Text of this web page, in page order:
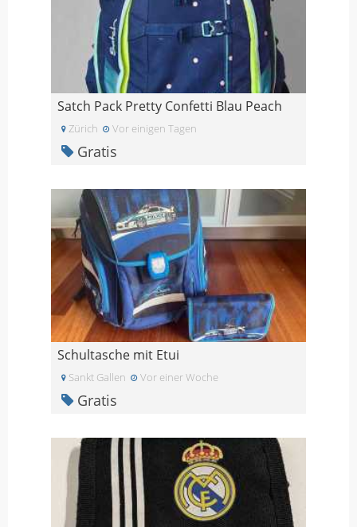
Satch Pack Pretty Confetti Blau Peach
Zürich Vor einigen Tagen
Gratis
Schultasche mit Etui
Sankt Gallen Vor einer Woche
Gratis